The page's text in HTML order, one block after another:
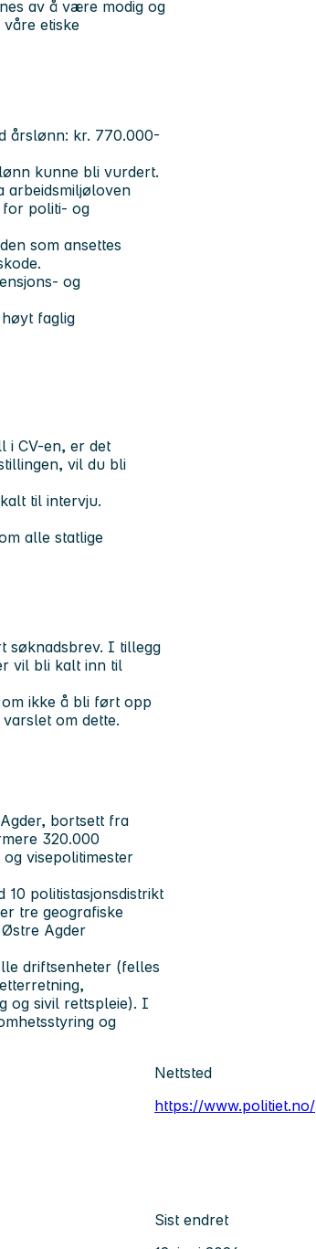
av å være modig og
etiske
årslønn: kr. 770.000-
kunne bli vurdert.
arbeidsmiljøloven
for politi- og
som ansettes
og
faglig
i CV-en, er det
vil du bli
til intervju.
alle statlige
søknadsbrev. I tillegg
vil bli kalt inn til
ikke å bli ført opp
om dette.
bortsett fra
320.000
visepolitimester
politistasjonsdistrikt
tre geografiske
Agder
driftsenheter (felles
og sivil rettspleie). I
og
Nettsted
https://www.politiet.no/
Sist endret